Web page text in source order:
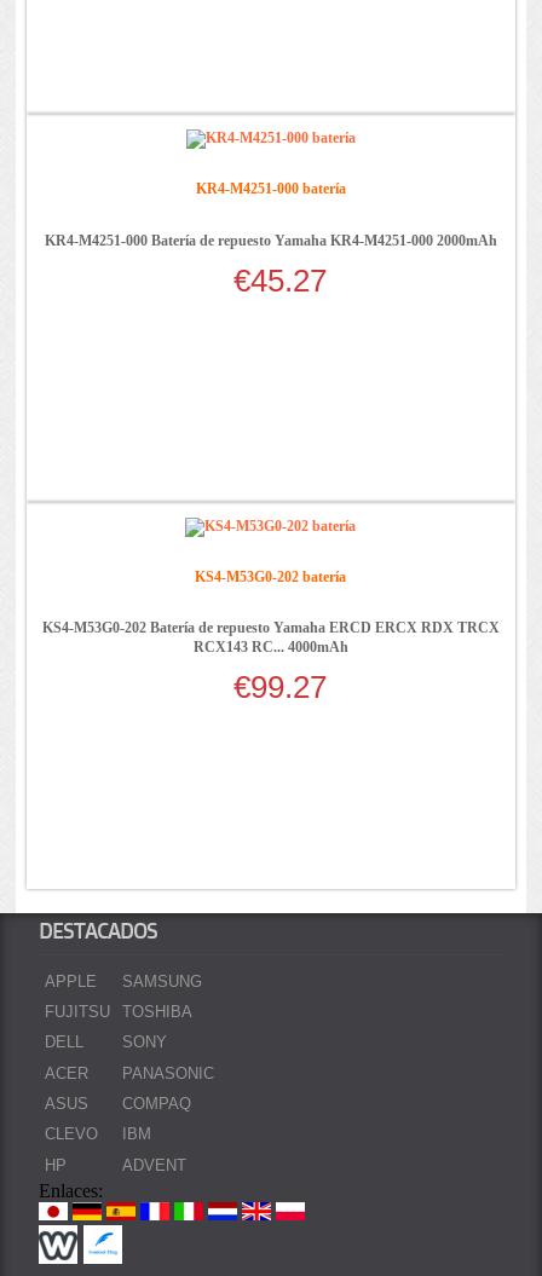
KR4-M4251-000 batería
KR4-M4251-000 Batería de repuesto Yamaha KR4-M4251-000 2000mAh
€45.27
KS4-M53G0-202 batería
KS4-M53G0-202 Batería de repuesto Yamaha ERCD ERCX RDX TRCX
RCX143 RC... 4000mAh
€99.27
DESTACADOS
APPLE
FUJITSU
DELL
ACER
ASUS
CLEVO
HP
SAMSUNG
TOSHIBA
SONY
PANASONIC
COMPAQ
IBM
ADVENT
Enlaces: